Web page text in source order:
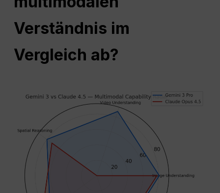
Verständnis im
Vergleich ab?